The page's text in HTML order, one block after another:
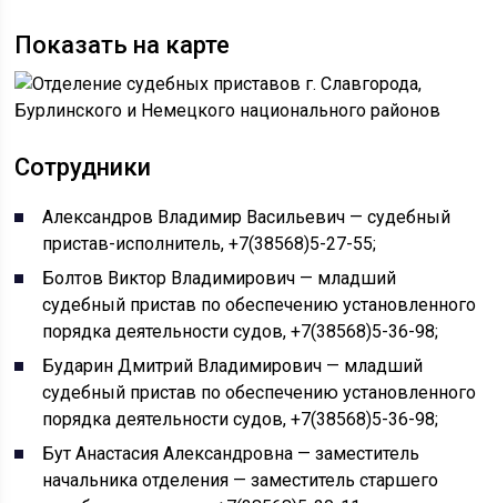
Показать на карте
Сотрудники
Александров Владимир Васильевич — судебный
пристав-исполнитель, +7(38568)5-27-55;
Болтов Виктор Владимирович — младший
судебный пристав по обеспечению установленного
порядка деятельности судов, +7(38568)5-36-98;
Бударин Дмитрий Владимирович — младший
судебный пристав по обеспечению установленного
порядка деятельности судов, +7(38568)5-36-98;
Бут Анастасия Александровна — заместитель
начальника отделения — заместитель старшего